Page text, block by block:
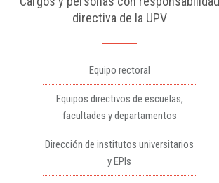
directiva de la UPV
Equipo rectoral
Equipos directivos de escuelas,
facultades y departamentos
Dirección de institutos universitarios
y EPIs